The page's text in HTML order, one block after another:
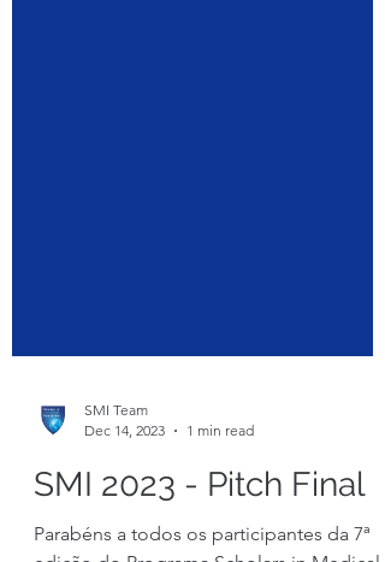
Dec 14, 2023
1 min read
SMI 2023 - Pitch Final